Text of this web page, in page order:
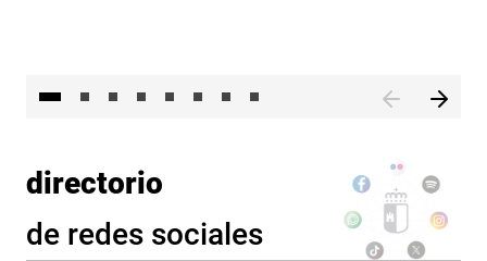
directorio
de redes sociales